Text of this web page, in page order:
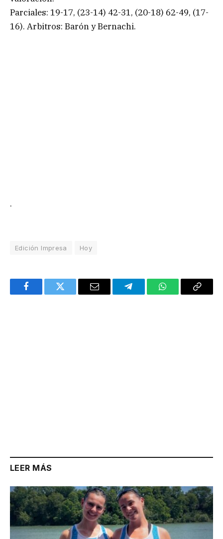
Parciales: 19-17, (23-14) 42-31, (20-18) 62-49, (17-
16). Arbitros: Barón y Bernachi.
.
Edición Impresa Hoy
FacebookTwitter Email TelegramWhatsAppCopy
LEER MÁS